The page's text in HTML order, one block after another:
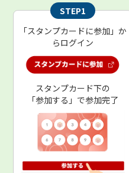
STEP1
「スタンプカードに参加」か
らログイン
スタンプカード下の
「参加する」で参加完了